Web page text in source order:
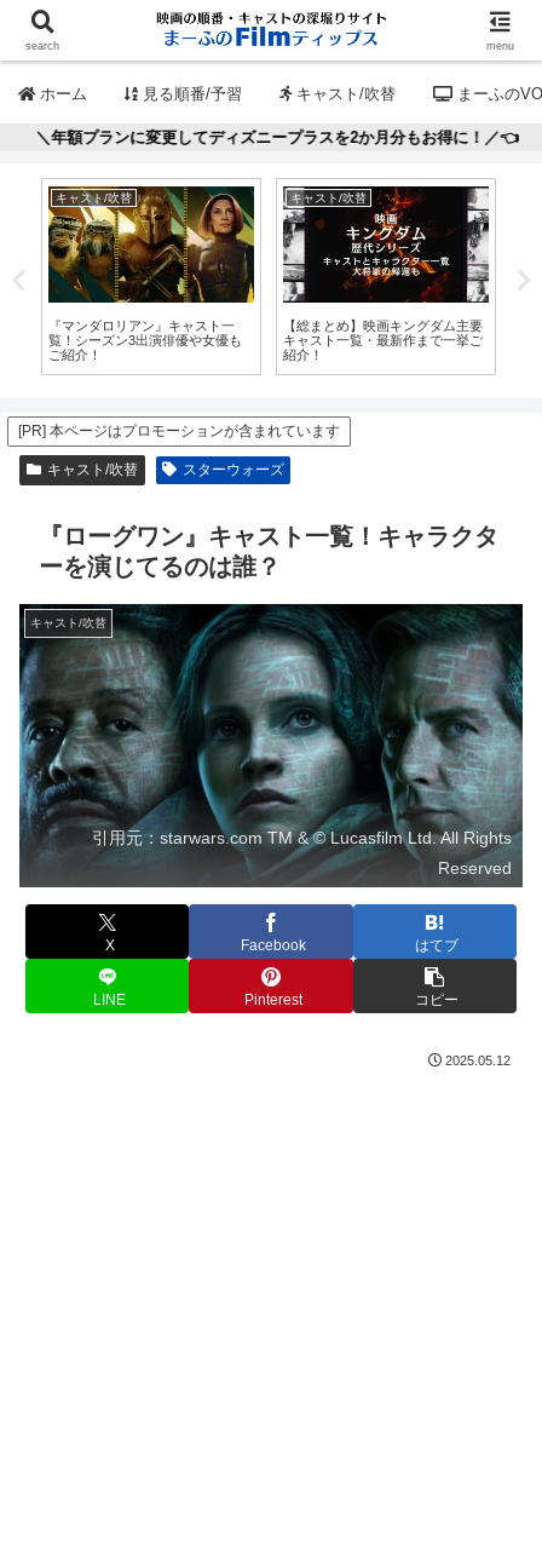
ホーム 見る順番/予習 キャスト/吹替 まーふの
変更してディズニープラスを2か月分もお得に！／👈
キャスト/吹替
『マンダロリアン』キャスト一
覧！シーズン3出演俳優や女優も
ご紹介！
キャスト/吹替
【総まとめ】映画キングダム主要
キャスト一覧・最新作まで一挙ご
紹介！
[PR] 本ページはプロモーションが含まれています
キャスト/吹替 スターウォーズ
『ローグワン』キャスト一覧！キャラクタ
ーを演じてるのは誰？
キャスト/吹替
引用元：starwars.com TM & © Lucasfilm Ltd. All Rights
Reserved
X Facebook はてブ
LINE Pinterest コピー
2025.05.12
search menu